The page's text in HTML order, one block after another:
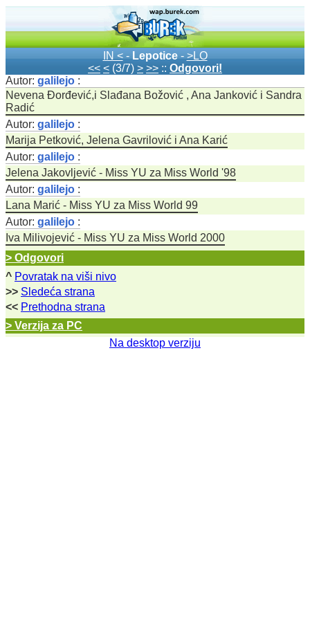
IN <- Lepotice- >LO
<< < (3/7) > >> :: Odgovori!
Autor: galilejo :
Nevena Đorđević,i Slađana Božović , Ana Janković i Sandra
Radić
Autor: galilejo :
Marija Petković, Jelena Gavrilović i Ana Karić
Autor: galilejo :
Jelena Jakovljević - Miss YU za Miss World '98
Autor: galilejo :
Lana Marić - Miss YU za Miss World 99
Autor: galilejo :
Iva Milivojević - Miss YU za Miss World 2000
> Odgovori
^ Povratak na viši nivo
>> Sledeća strana
<< Prethodna strana
> Verzija za PC
Na desktop verziju